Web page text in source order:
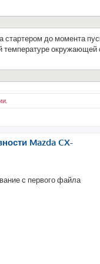
до момента
температуре
Mazda CX-
с первого файла